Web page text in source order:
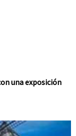
una exposición